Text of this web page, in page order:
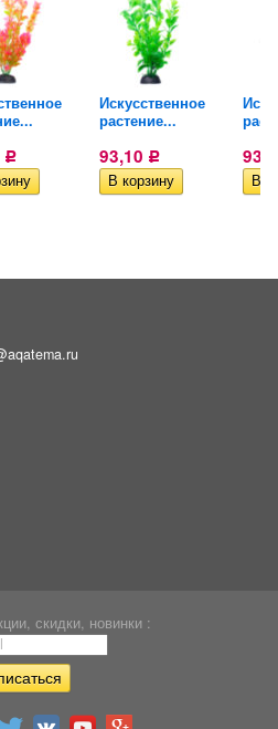
Р
Искусственное
растение...
93,10 Р
скидки, новинки :